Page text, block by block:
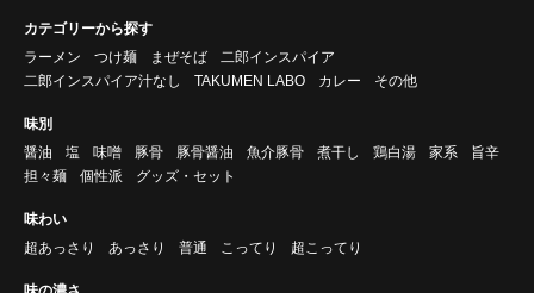
カテゴリーから探す
ラーメン
つけ麺 まぜそば
二郎インスパイア
二郎インスパイア汁なし
TAKUMEN LABO カレー その他
味別
醤油
塩 味噌 豚骨 豚骨醤油 魚介豚骨 煮干し 鶏白湯 家系
旨辛
担々麺
個性派 グッズ・セット
味わい
超あっさり
あっさり 普通 こってり 超こってり